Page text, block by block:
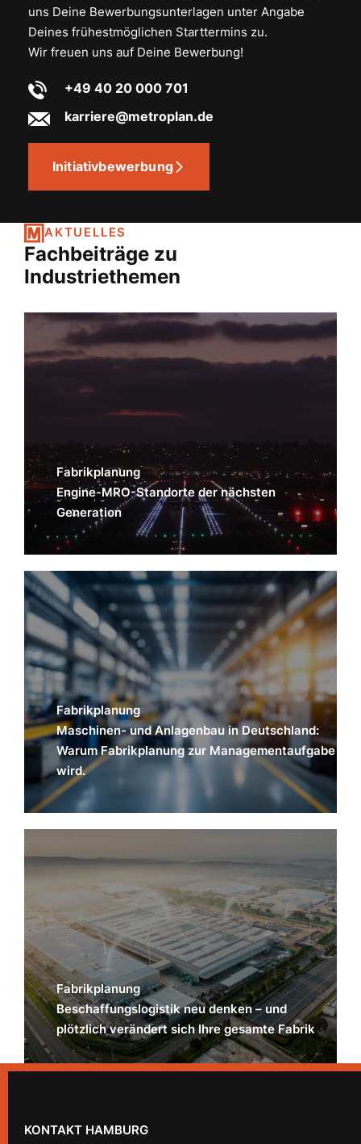
uns Deine Bewerbungsunterlagen unter Angabe
Deines frühestmöglichen Starttermins zu.
Wir freuen uns auf Deine Bewerbung!
+49 40 20 000 701
karriere@metroplan.de
Initiativbewerbung
Fachbeiträge zu
Industriethemen
AKTUELLES
Fabrikplanung
Engine-MRO-Standorte der nächsten
Generation
Fabrikplanung
Maschinen- und Anlagenbau in Deutschland:
Warum Fabrikplanung zur Managementaufgabe
wird.
Fabrikplanung
Beschaffungslogistik neu denken – und
plötzlich verändert sich Ihre gesamte Fabrik
KONTAKT HAMBURG